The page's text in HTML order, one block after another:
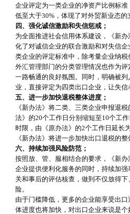
企业评定为一类企业的净资产比例标
低至大于30%，体现了对外贸新业态的
四、强化诚信激励和失信惩戒；
为全面推进社会信用体系建设，《新
化了对诚信企业的联合激励和对失信
类企业的评定标准中，除考量企业纳税
外汇管理部门的分类管理情况也作为
一路畅通的良好氛围。同时，明确被
业，直接评定为四类出口企业，让失信
五、进一步加快退税整体进度；
《新办法》将二类、三类企业申报退
法》的20个工作日分别缩短至10个工
时限，由《原办法》的2个工作日延长
《新办法》将进一步加快出口退税的整
六、持续加强风险防范；
按照放、管、服相结合的要求，《新
企业提供便利化服务的同时，持续加
关和事后的评估核查，做到不仅放得
险。
由于门槛降低，更多的企业能享受出
体进度也将加快，对出口企业来说是个